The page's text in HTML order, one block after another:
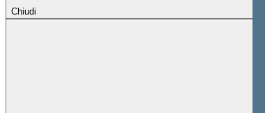
Chiudi